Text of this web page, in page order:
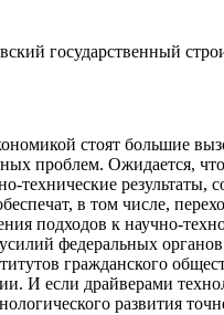
государственный
стоят большие
проблем. Ожидается,
технические
в том числе,
подходов к научно-
федеральных
гражданского
И если драйверами
развития